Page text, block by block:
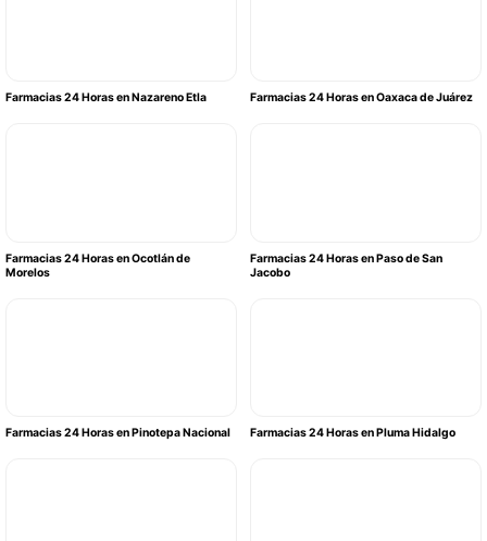
Farmacias 24 Horas en Nazareno Etla Farmacias 24 Horas en Oaxaca de Juárez
Farmacias 24 Horas en Ocotlán de
Morelos
Farmacias 24 Horas en Paso de San
Jacobo
Farmacias 24 Horas en Pinotepa Nacional Farmacias 24 Horas en Pluma Hidalgo